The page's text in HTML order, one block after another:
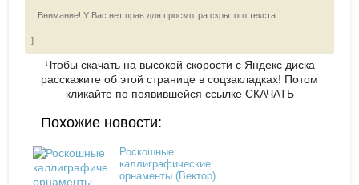
Внимание! У Вас нет прав для просмотра скрытого текста.
]
Чтобы скачать на высокой скорости с Яндекс диска
расскажите об этой странице в соцзакладках! Потом
кликайте по появившейся ссылке СКАЧАТЬ
Похожие новости:
Роскошные
каллиграфические
орнаменты (Вектор)